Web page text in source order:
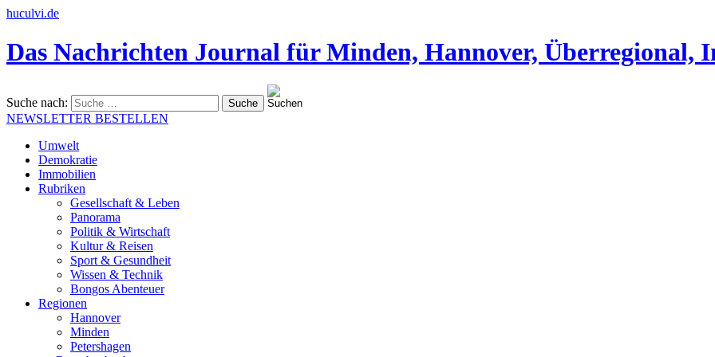
huculvi.de
Das Nachrichten Journal für Minden, Hannover, Überregional,
Suche nach:
NEWSLETTER BESTELLEN
Umwelt
Demokratie
Immobilien
Rubriken
Gesellschaft & Leben
Panorama
Politik & Wirtschaft
Kultur & Reisen
Sport & Gesundheit
Wissen & Technik
Bongos Abenteuer
Regionen
Hannover
Minden
Petershagen